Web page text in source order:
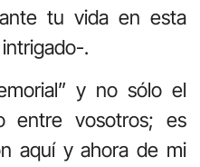
tu vida en esta
.
y no sólo el
entre vosotros; es
aquí y ahora de mi